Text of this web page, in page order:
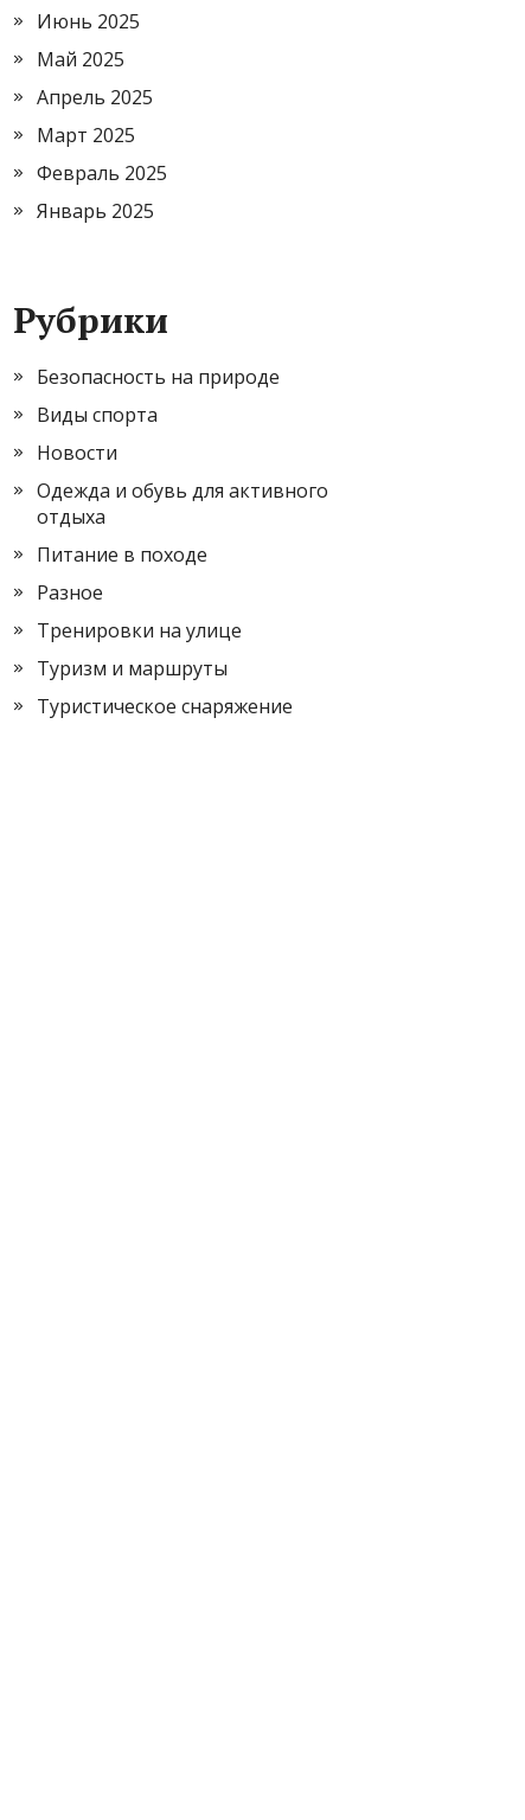
Июнь 2025
Май 2025
Апрель 2025
Март 2025
Февраль 2025
Январь 2025
Рубрики
Безопасность на природе
Виды спорта
Новости
Одежда и обувь для активного
отдыха
Питание в походе
Разное
Тренировки на улице
Туризм и маршруты
Туристическое снаряжение